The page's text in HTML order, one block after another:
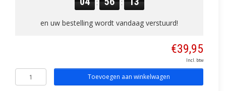
: :
en uw bestelling wordt vandaag verstuurd!
€39,95
Incl. btw
Toevoegen aan winkelwagen